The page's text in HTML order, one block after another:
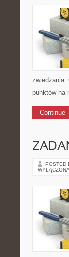
zwiedzania.
punktów na
Continue
POSTED
WYŁĄCZONA